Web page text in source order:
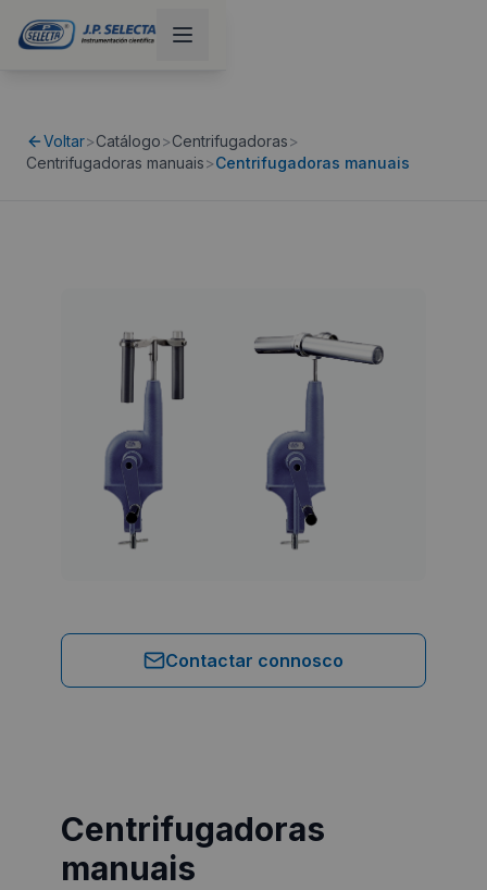
Voltar>Catálogo>Centrifugadoras>
Centrifugadoras manuais>Centrifugadoras manuais
Contactar connosco
Centrifugadoras
manuais